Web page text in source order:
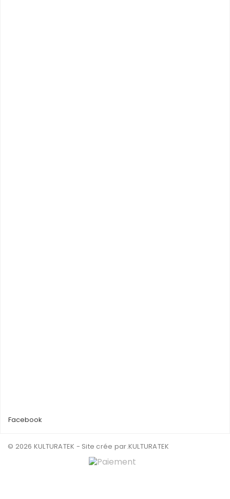
Facebook
© 2026 KULTURATEK - Site crée par.KULTURATEK